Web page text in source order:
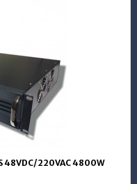
48VDC/220VAC 4800W